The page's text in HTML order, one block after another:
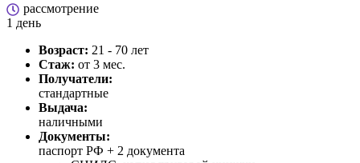
рассмотрение
1 день
Возраст: 21 - 70 лет
Стаж: от 3 мес.
Получатели:
стандартные
Выдача:
наличными
Документы:
паспорт РФ + 2 документа